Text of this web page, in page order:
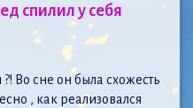
спилил у себя
Во сне он была схожесть
, как реализовался